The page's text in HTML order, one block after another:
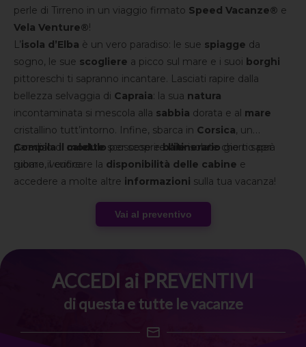
perle di Tirreno in un viaggio firmato Speed Vacanze® e
Vela Venture®!
L’isola d’Elba è un vero paradiso: le sue spiagge da
sogno, le sue scogliere a picco sul mare e i suoi borghi
pittoreschi ti sapranno incantare. Lasciati rapire dalla
bellezza selvaggia di Capraia: la sua natura
incontaminata si mescola alla sabbia dorata e al mare
cristallino tutt’intorno. Infine, sbarca in Corsica, un
paradiso di calettescoscese ebaieisolate che ti saprà
rubare il cuore.
Compila il moduloper scoprirel’itinerariogiorno per
giorno, verificare la disponibilità delle cabine e
accedere a molte altre informazioni sulla tua vacanza!
Vai al preventivo
ACCEDI ai PREVENTIVI
di questa e tutte le vacanze